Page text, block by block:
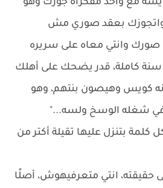
مع واحد مفكراه جوزك وهو
بعقد صوري مش
وانتي معاه على سريره
سنة كاملة، قدر يضحك على أهلك
كويس وهيصون بنتهم، وهو
شغله الوسخ ولسه..."
بتنزل عليها تقيلة أكتر من
حقيقته، انتي متعرفيهوش، أصلًا